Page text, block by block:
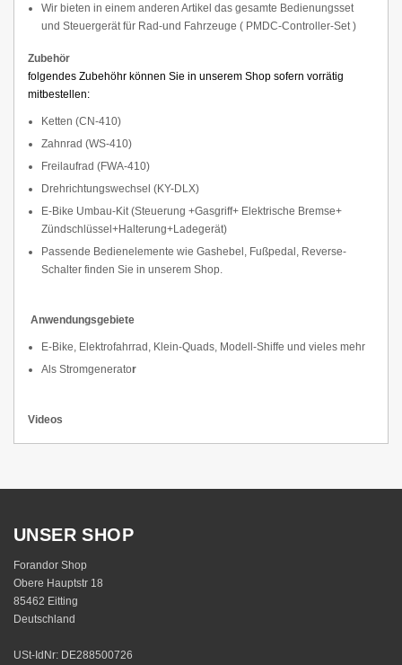
Wir bieten in einem anderen Artikel das gesamte Bedienungsset
und Steuergerät für Rad-und Fahrzeuge ( PMDC-Controller-Set)
Zubehör
folgendes Zubehöhr können Sie in unserem Shop sofern vorrätig
mitbestellen:
Ketten (CN-410)
Zahnrad (WS-410)
Freilaufrad (FWA-410)
Drehrichtungswechsel (KY-DLX)
E-Bike Umbau-Kit (Steuerung +Gasgriff+ Elektrische Bremse+
Zündschlüssel+Halterung+Ladegerät)
Passende Bedienelemente wie Gashebel, Fußpedal, Reverse-
Schalter finden Sie in unserem Shop.
Anwendungsgebiete
E-Bike, Elektrofahrrad, Klein-Quads, Modell-Shiffe und vieles mehr
Als Stromgenerator
Videos
UNSER SHOP
Forandor Shop
Obere Hauptstr 18
85462 Eitting
Deutschland
USt-IdNr: DE288500726